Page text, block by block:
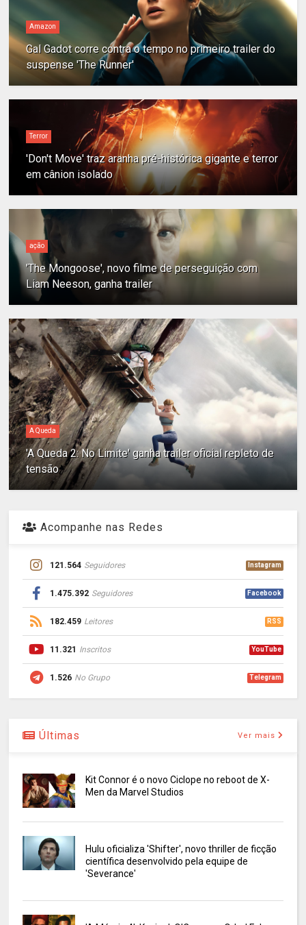
Amazon
Gal Gadot corre contra o tempo no primeiro trailer do
suspense 'The Runner'
Terror
'Don't Move' traz aranha pré-histórica gigante e terror
em cânion isolado
ação
'The Mongoose', novo filme de perseguição com
Liam Neeson, ganha trailer
A Queda
'A Queda 2: No Limite' ganha trailer oficial repleto de
tensão
Acompanhe nas Redes
121.564 Seguidores Instagram
1.475.392 Seguidores Facebook
182.459 Leitores RSS
11.321 Inscritos YouTube
1.526 No Grupo Telegram
Últimas Ver mais
Kit Connor é o novo Ciclope no reboot de X-
Men da Marvel Studios
Hulu oficializa 'Shifter', novo thriller de ficção
científica desenvolvido pela equipe de
'Severance'